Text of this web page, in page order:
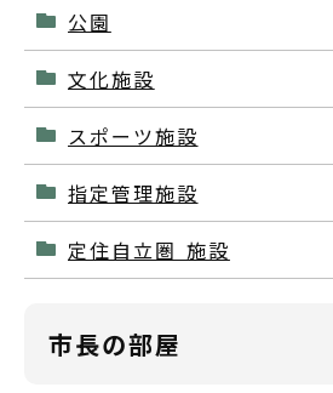
公園
文化施設
スポーツ施設
指定管理施設
定住自立圏 施設
市長の部屋